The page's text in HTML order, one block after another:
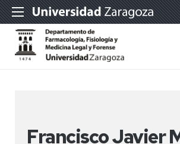
Francisco Javier